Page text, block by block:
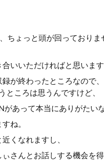
ちょっと頭が回っており
いいただければと思いま
が終わったところなので
ころは思うんですけど、
があって本当にありがたい
ね。
くなれますし、
さんとお話しする機会を